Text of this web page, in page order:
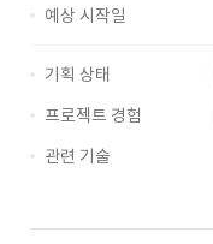
예상 시작일
기획 상태
프로젝트 경험
관련 기술